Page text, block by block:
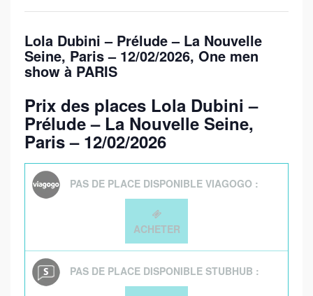
Lola Dubini – Prélude – La Nouvelle
Seine, Paris – 12/02/2026, One men
show à PARIS
Prix des places Lola Dubini –
Prélude – La Nouvelle Seine,
Paris – 12/02/2026
PAS DE PLACE DISPONIBLE VIAGOGO :
ACHETER
PAS DE PLACE DISPONIBLE STUBHUB :